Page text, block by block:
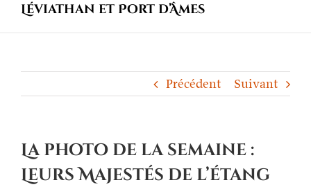
Léviathan et Port d’Âmes
Précédent Suivant
La photo de la semaine :
Leurs Majestés de l’étang